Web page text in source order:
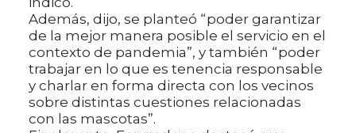
Además, dijo, se planteó “poder garantizar
de la mejor manera posible el servicio en el
contexto de pandemia”, y también “poder
trabajar en lo que es tenencia responsable
y charlar en forma directa con los vecinos
sobre distintas cuestiones relacionadas
con las mascotas”.